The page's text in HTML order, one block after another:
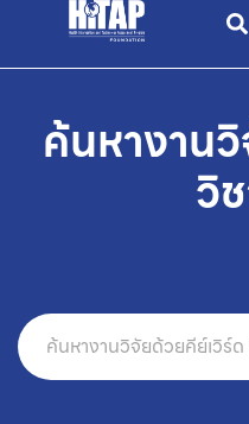
ค้นหางานวิ
วิ